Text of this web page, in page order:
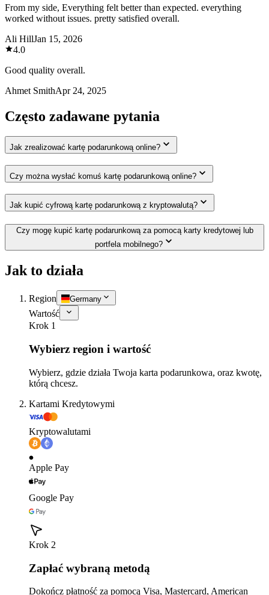
From my side, Everything felt better than expected. everything
worked without issues. pretty satisfied overall.
Ali HillJan 15, 2026
4.0
Good quality overall.
Ahmet SmithApr 24, 2025
Często zadawane pytania
Jak zrealizować kartę podarunkową online?
Czy można wysłać komuś kartę podarunkową online?
Jak kupić cyfrową kartę podarunkową z kryptowalutą?
Czy mogę kupić kartę podarunkową za pomocą karty kredytowej lub
portfela mobilnego?
Jak to działa
Region Germany
Wartość
Krok 1
Wybierz region i wartość
Wybierz, gdzie działa Twoja karta podarunkowa, oraz kwotę,
którą chcesz.
Kartami Kredytowymi
Kryptowalutami
Apple Pay
Google Pay
Krok 2
Zapłać wybraną metodą
Dokończ płatność za pomocą Visa, Mastercard, American